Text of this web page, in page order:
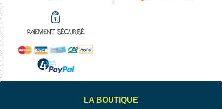
PAIEMENT SÉCURISÉ
LA BOUTIQUE